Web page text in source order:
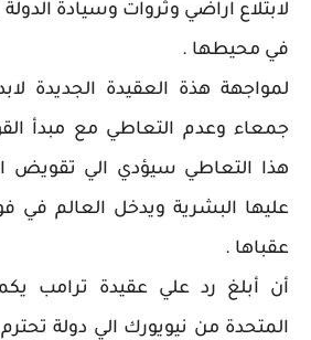
لابتلاع اراضي وثروات وسيادة
في محيطها .
لمواجهة هذة العقيدة الجديدة
جمعاء وعدم التعاطي مع مبدأ
هذا التعاطي سيؤدي الي تقويض
عليها البشرية ويدخل العالم في
عقباها .
أن أبلغ رد علي عقيدة ترامب
المتحدة من نيويورك الي دولة